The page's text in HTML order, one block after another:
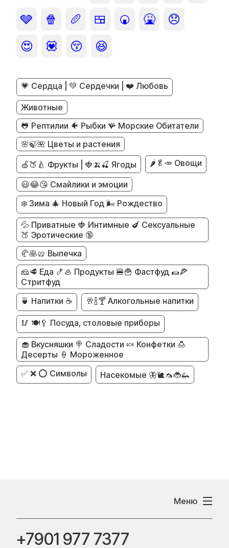
🩶
🍿 🥖 🍱 🍘 🤮
😞
😍
💟 😚 😆
💗 Сердца | 💚 Сердечки | ❤️ Любовь
Животные
🐸 Рептилии 🐠 Рыбки 🪸 Морские Обитатели
🌸🍃🌺 Цветы и растения
🍏🍑🍐 Фрукты | 🍓🍌🍒 Ягоды
🌶️🥬🥕 Овощи
😃😂😘 Смайлики и эмоции
❄️ Зима 🎄 Новый Год 🌬️ Рождество
💦 Приватные 🍓 Интимные 🍆 Сексуальные
🍑 Эротические 🔞
🥐🥞🥨 Выпечка
🧀🥩 Еда 🍤🦪 Продукты 🍔🍟 Фастфуд 🌯🍕
Стритфуд
🍵 Напитки ☕
🥂🍾🍸 Алкогольные напитки
🥢 🍽️🥄 Посуда, столовые приборы
🧁 Вкусняшки 🍭 Сладости 🍬 Конфетки 🍮
Десерты 🍦 Мороженное
✅ ❌ ⭕ Символы
Насекомые 🦋🐌🦟🐞🦗
Меню
+7901 977 7377